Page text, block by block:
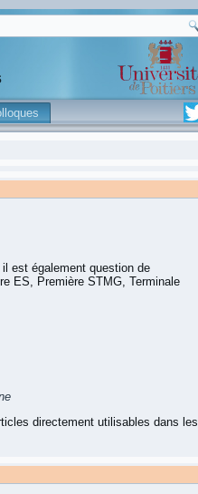
est également question de
ES, Première STMG, Terminale
directement utilisables dans les